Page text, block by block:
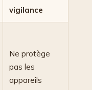
vigilance
Ne protège
pas les
appareils